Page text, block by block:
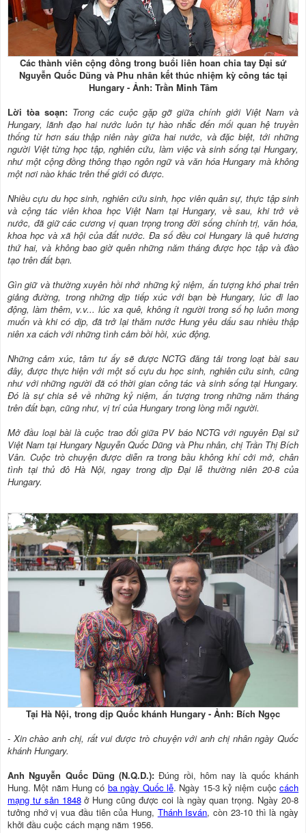
Các thành viên cộng đồng trong buổi liên hoan chia tay Đại sứ
Nguyễn Quốc Dũng và Phu nhân kết thúc nhiệm kỳ công tác tại
Hungary - Ảnh: Trần Minh Tâm
Lời tòa soạn: Trong các cuộc gặp gỡ giữa chính giới Việt Nam và
Hungary, lãnh đạo hai nước luôn tự hào nhắc đến mối quan hệ truyền
thống từ hơn sáu thập niên này giữa hai nước, và đặc biệt, tới những
người Việt từng học tập, nghiên cứu, làm việc và sinh sống tại Hungary,
như một cộng đồng thông thạo ngôn ngữ và văn hóa Hungary mà không
một nơi nào khác trên thế giới có được.
Nhiều cựu du học sinh, nghiên cứu sinh, học viên quân sự, thực tập sinh
và cộng tác viên khoa học Việt Nam tại Hungary, về sau, khi trở về
nước, đã giữ các cương vị quan trọng trong đời sống chính trị, văn hóa,
khoa học và xã hội của đất nước. Đa số đều coi Hungary là quê hương
thứ hai, và không bao giờ quên những năm tháng được học tập và đào
tạo trên đất bạn.
Gìn giữ và thường xuyên hồi nhớ những kỷ niệm, ấn tượng khó phai trên
giảng đường, trong những dịp tiếp xúc với bạn bè Hungary, lúc đi lao
động, làm thêm, v.v... lúc xa quê, không ít người trong số họ luôn mong
muốn và khi có dịp, đã trở lại thăm nước Hung yêu dấu sau nhiều thập
niên xa cách với những tình cảm bồi hồi, xúc động.
Những cảm xúc, tâm tư ấy sẽ được NCTG đăng tải trong loạt bài sau
đây, được thực hiện với một số cựu du học sinh, nghiên cứu sinh, cũng
như với những người đã có thời gian công tác và sinh sống tại Hungary.
Đó là sự chia sẻ về những kỷ niệm, ấn tượng trong những năm tháng
trên đất bạn, cũng như, vị trí của Hungary trong lòng mỗi người.
Mở đầu loại bài là cuộc trao đổi giữa PV báo NCTG với nguyên Đại sứ
Việt Nam tại Hungary Nguyễn Quốc Dũng và Phu nhân, chị Trần Thị Bích
Vân. Cuộc trò chuyện được diễn ra trong bầu không khí cởi mở, chân
tình tại thủ đô Hà Nội, ngay trong dịp Đại lễ thường niên 20-8 của
Hungary.
Tại Hà Nội, trong dịp Quốc khánh Hungary - Ảnh: Bích Ngọc
- Xin chào anh chị, rất vui được trò chuyện với anh chị nhân ngày Quốc
khánh Hungary.
Anh Nguyễn Quốc Dũng (N.Q.D.): Đúng rồi, hôm nay là quốc khánh
Hung. Một năm Hung có ba ngày Quốc lễ. Ngày 15-3 kỷ niệm cuộccách
mạng tư sản 1848ở Hung cũng được coi là ngày quan trọng. Ngày 20-8
tưởng nhớ vị vua đầu tiên của Hung, Thánh Isván, còn 23-10 thì là ngày
khởi đầu cuộc cách mạng năm 1956.